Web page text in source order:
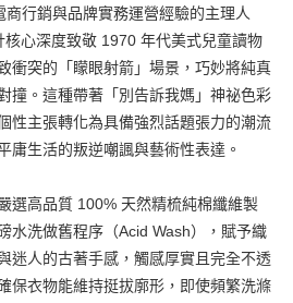
灣大哥大用戶可立即使用無須另外申請。
分期的期數、繳款截止日，確認付款後即完
行銷與品牌實務運營經驗的主理人
心深度致敬 1970 年代美式兒童讀物
衝突的「矇眼射箭」場景，巧妙將純真
撞。這種帶著「別告訴我媽」神祕色彩
性主張轉化為具備強烈話題張力的潮流
庸生活的叛逆嘲諷與藝術性表達。
選高品質 100% 天然精梳純棉纖維製
水洗做舊程序（Acid Wash），賦予織
迷人的古著手感，觸感厚實且完全不透
保衣物能維持挺拔廓形，即使頻繁洗滌